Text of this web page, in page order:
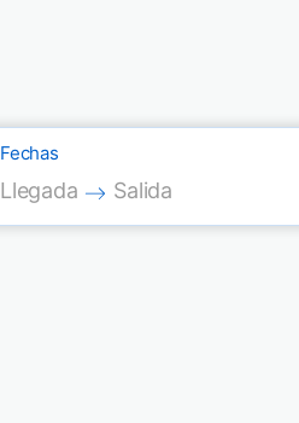
Fechas
Press the down arrow key to
Llegada
Press the down
Salida